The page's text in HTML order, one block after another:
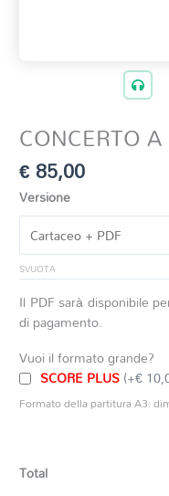
CONCERTO
€85,00
Versione
SVUOTA
Il PDF sarà disponibile
di pagamento.
Vuoi il formato grande?
SCORE PLUS(+€
Formato della partitura A3:
Total